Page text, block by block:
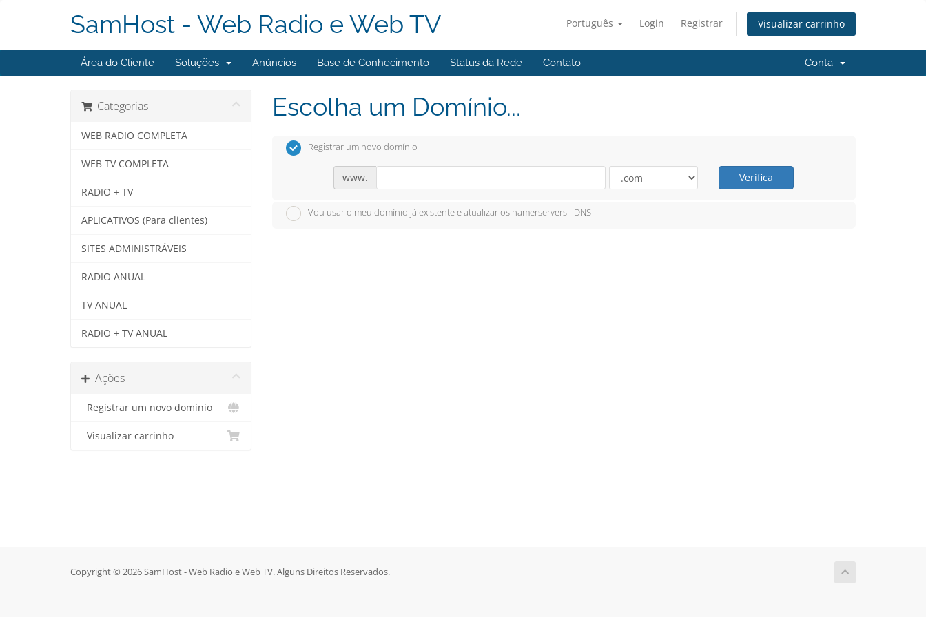
Português Login Registrar Visualizar carrinho
SamHost - Web Radio e Web TV
Área do Cliente Soluções Anúncios Base de Conhecimento Status da Rede Contato Conta
Categorias
WEB RADIO COMPLETA
WEB TV COMPLETA
RADIO + TV
APLICATIVOS (Para clientes)
SITES ADMINISTRÁVEIS
RADIO ANUAL
TV ANUAL
RADIO + TV ANUAL
Ações
Registrar um novo domínio
Visualizar carrinho
Escolha um Domínio...
Registrar um novo domínio
www. Verifica
Vou usar o meu domínio já existente e atualizar os namerservers - DNS
Copyright © 2026 SamHost - Web Radio e Web TV. Alguns Direitos Reservados.